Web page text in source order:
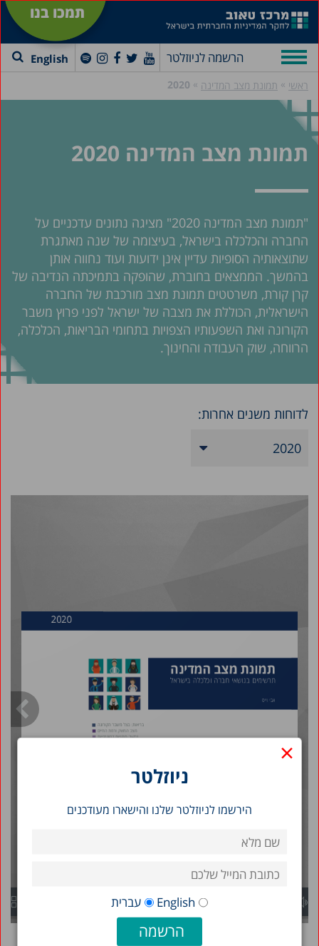
תמכו בנו
הרשמה לניוזלטר English
×
ניוזלטר
הירשמו לניוזלטר שלנו והישארו מעודכנים
English עברית
ראשי » תמונת מצב המדינה »
2020
תמונת מצב המדינה 2020
"תמונת מצב המדינה 2020" מציגה נתונים עדכניים על
החברה והכלכלה בישראל, בעיצומה של שנה מאתגרת
שתוצאותיה הסופיות עדיין אינן ידועות ועוד נחווה אותן
בהמשך. הממצאים בחוברת, שהופקה בתמיכתה הנדיבה של
קרן קורת, משרטטים תמונת מצב מורכבת של החברה
הישראלית, הכוללת את מצבה של ישראל לפני פרוץ משבר
הקורונה ואת השפעותיו הצפויות בתחומי הבריאות, הכלכלה,
הרווחה, שוק העבודה והחינוך.
לדוחות משנים אחרות:
2020
2021
2019
2018
2017
2016
2013
2015